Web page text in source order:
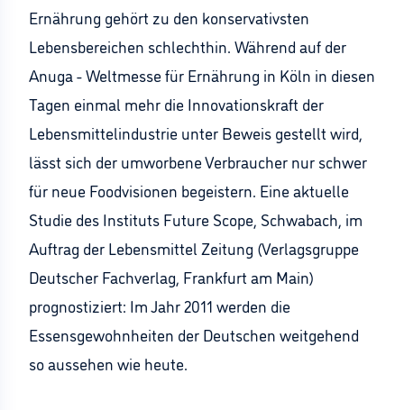
Ernährung gehört zu den konservativsten
Lebensbereichen schlechthin. Während auf der
Anuga - Weltmesse für Ernährung in Köln in diesen
Tagen einmal mehr die Innovationskraft der
Lebensmittelindustrie unter Beweis gestellt wird,
lässt sich der umworbene Verbraucher nur schwer
für neue Foodvisionen begeistern. Eine aktuelle
Studie des Instituts Future Scope, Schwabach, im
Auftrag der Lebensmittel Zeitung (Verlagsgruppe
Deutscher Fachverlag, Frankfurt am Main)
prognostiziert: Im Jahr 2011 werden die
Essensgewohnheiten der Deutschen weitgehend
so aussehen wie heute.